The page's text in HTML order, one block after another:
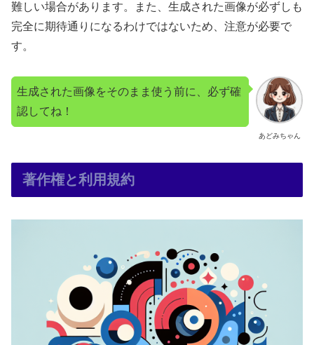
難しい場合があります。また、生成された画像が必ずしも
完全に期待通りになるわけではないため、注意が必要で
す。
あどみちゃん
生成された画像をそのまま使う前に、必ず確
認してね！
著作権と利用規約